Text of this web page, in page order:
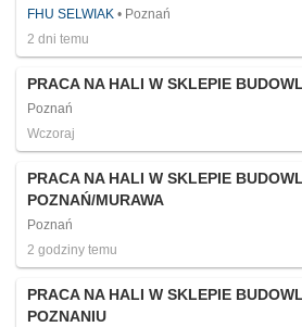
FHU SELWIAK
Poznań
2 dni temu
PRACA NA HALI W SKLEPIE
Poznań
Wczoraj
PRACA NA HALI W SKLEPIE
POZNAŃ/MURAWA
Poznań
2 godziny temu
PRACA NA HALI W SKLEPIE
POZNANIU